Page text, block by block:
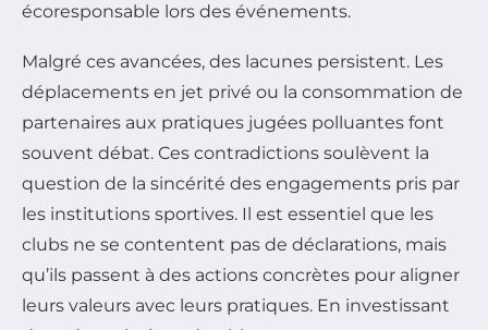
écoresponsable lors des événements.
Malgré ces avancées, des lacunes persistent. Les
déplacements en jet privé ou la consommation de
partenaires aux pratiques jugées polluantes font
souvent débat. Ces contradictions soulèvent la
question de la sincérité des engagements pris par
les institutions sportives. Il est essentiel que les
clubs ne se contentent pas de déclarations, mais
qu’ils passent à des actions concrètes pour aligner
leurs valeurs avec leurs pratiques. En investissant